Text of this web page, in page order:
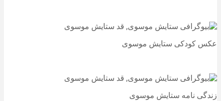
عکس کودکی ستایش موسوی
زندگی نامه ستایش موسوی